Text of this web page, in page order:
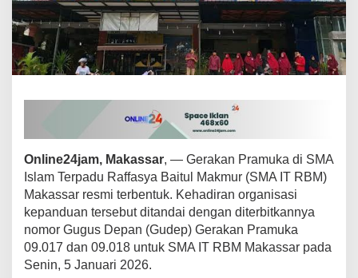
o
n
g
i
N
r
G
e
p
P
r
a
m
Online24jam, Makassar, — Gerakan Pramuka di SMA
Islam Terpadu Raffasya Baitul Makmur (SMA IT RBM)
Makassar resmi terbentuk. Kehadiran organisasi
kepanduan tersebut ditandai dengan diterbitkannya
nomor Gugus Depan (Gudep) Gerakan Pramuka
09.017 dan 09.018 untuk SMA IT RBM Makassar pada
Senin, 5 Januari 2026.